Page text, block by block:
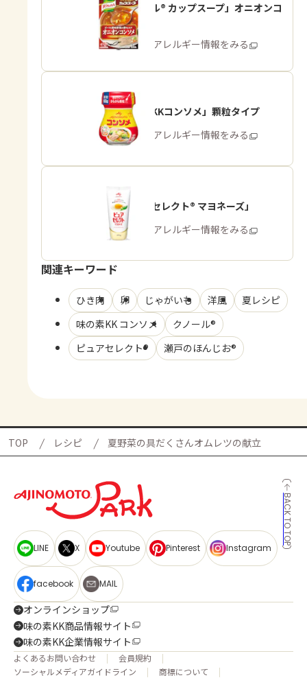
「クノール® カップスープ」オニオンコ
ンソメ
商品・アレルギー情報をみる
「味の素KKコンソメ」顆粒タイプ
商品・アレルギー情報をみる
「ピュアセレクト® マヨネーズ」
商品・アレルギー情報をみる
関連キーワード
ひき肉 卵 じゃがいも 洋風
夏レシピ
味の素KK コンソメ
クノール®
ピュアセレクト®
瀬戸のほんじお®
TOP レシピ 夏野菜の具だくさんオムレツの献立
BACK TO TOP
LINE X Youtube Pinterest Instagram
facebook MAIL
オンラインショップ
味の素KK商品情報サイト
味の素KK企業情報サイト
よくあるお問い合わせ
会員規約
ソーシャルメディアガイドライン
商標について